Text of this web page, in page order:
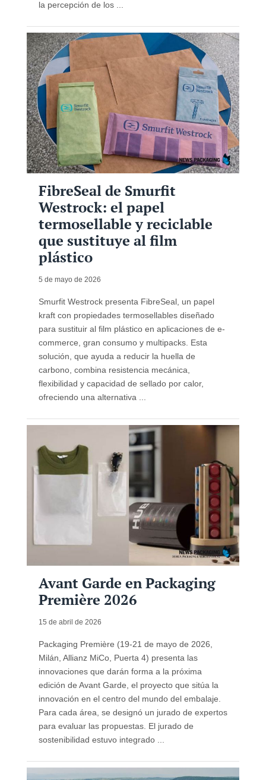
la percepción de los ...
FibreSeal de Smurfit
Westrock: el papel
termosellable y reciclable
que sustituye al film
plástico
5 de mayo de 2026
Smurfit Westrock presenta FibreSeal, un papel
kraft con propiedades termosellables diseñado
para sustituir al film plástico en aplicaciones de e-
commerce, gran consumo y multipacks. Esta
solución, que ayuda a reducir la huella de
carbono, combina resistencia mecánica,
flexibilidad y capacidad de sellado por calor,
ofreciendo una alternativa ...
Avant Garde en Packaging
Première 2026
15 de abril de 2026
Packaging Première (19-21 de mayo de 2026,
Milán, Allianz MiCo, Puerta 4) presenta las
innovaciones que darán forma a la próxima
edición de Avant Garde, el proyecto que sitúa la
innovación en el centro del mundo del embalaje.
Para cada área, se designó un jurado de expertos
para evaluar las propuestas. El jurado de
sostenibilidad estuvo integrado ...